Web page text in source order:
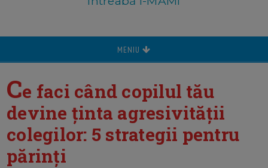
MENIU
Ce faci când copilul tău
devine ținta agresivității
colegilor: 5 strategii pentru
părinți